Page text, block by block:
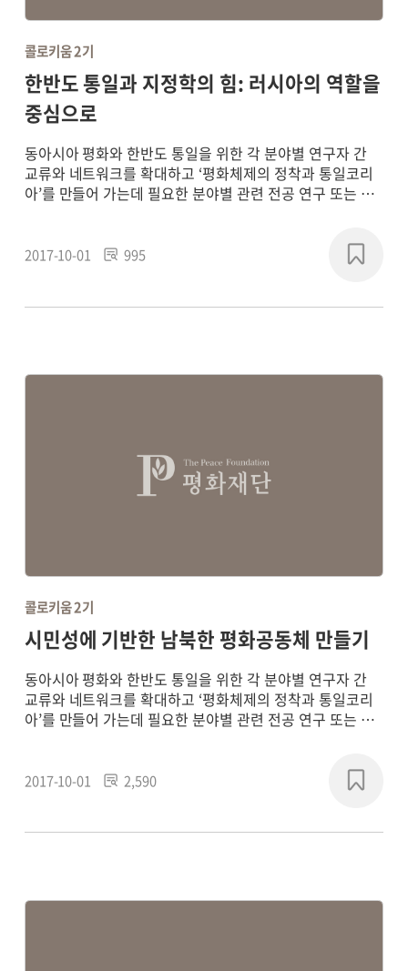
콜로키움 2기
한반도 통일과 지정학의 힘: 러시아의 역할을
중심으로
동아시아 평화와 한반도 통일을 위한 각 분야별 연구자 간
교류와 네트워크를 확대하고 ‘평화체제의 정착과 통일코리
아’를 만들어 가는데 필요한 분야별 관련 전공 연구 또는 학
2017~2018년에 연구 프로젝트를 진행했습니다.
2017-10-01 995
콜로키움 2기
시민성에 기반한 남북한 평화공동체 만들기
동아시아 평화와 한반도 통일을 위한 각 분야별 연구자 간
교류와 네트워크를 확대하고 ‘평화체제의 정착과 통일코리
아’를 만들어 가는데 필요한 분야별 관련 전공 연구 또는 학
2017~2018년에 연구 프로젝트를 진행했습니다.
2017-10-01 2,590